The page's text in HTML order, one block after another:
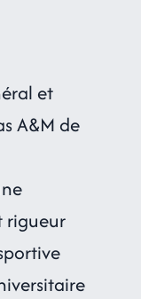
et
A&M de
rigueur